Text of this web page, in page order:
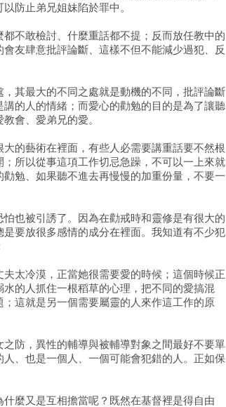
防止弟兄姐妹陷於罪中。
不敢檢討、什麼重話都不提；反而放任教中的
友肆意批評論斷、這樣不但不能減少過犯、反
其最大的不同之處就是動機的不同，批評論斷
的人的情緒；而愛心的勸勉的目的是為了讓聽
會、愛弟兄的愛。
的藝術在裡面，有些人必需要講重話要不然根
所以從事這項工作切忌急躁，不可以一上來就
勉、如果聽不進去再慢慢的加重份量，不要一
也被引誘了。因為在勸戒時和靈修是有很大的
要放很多感情的成分在裡面。我知道有不少犯
太冷漠，正當她很需要愛的時候；這個時候正
的人抓住一根稻草的心理，把不同的愛搞混
這就是另一個需要屬靈的人來作這工作的原
防，異性的輔導與被輔導對象之間最好不要單
、也是一個人、一個可能會犯錯的人。正如保
麼又是互相擔當呢？既然在基督裡是得自由